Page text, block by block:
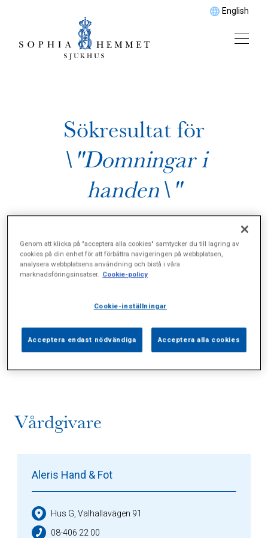
English
Sökresultat för
\"Domningar i
handen\"
Alla (1) Vårdgivare (1) Specialister (0)
Sidor (0) Press (1) Sophianytt (0)
Vårdgivare
Aleris Hand & Fot
Hus G, Valhallavägen 91
08-406 22 00
Genom att klicka på "acceptera alla cookies" samtycker du till lagring av
cookies på din enhet för att förbättra navigeringen på webbplatsen,
analysera webbplatsens användning och bistå i våra
marknadsföringsinsatser. Cookie-policy
Cookie-inställningar
Acceptera endast nödvändiga Acceptera alla cookies